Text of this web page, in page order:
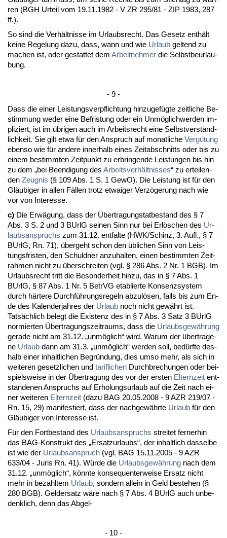
ren (BGH Ur­teil vom 19.11.1982 - V ZR 295/81 - ZIP 1983, 287
ff.).
So sind die Verhält­nis­se im Ur­laubs­recht. Das Ge­setz enthält
kei­ne Re­ge­lung da­zu, dass, wann und wie Ur­laub gel­tend zu
ma­chen ist, oder ge­stat­tet dem Ar­beit­neh­mer die Selbst­be­ur­lau­
bung.
- 9 -
Dass die ei­ner Leis­tungs­ver­pflich­tung hin­zu­gefügte zeit­li­che Be­
stim­mung we­der ei­ne Be­fris­tung oder ein Unmöglich­wer­den im­
pli­ziert, ist im übri­gen auch im Ar­beits­recht ei­ne Selbst­verständ­
lich­keit. Sie gilt et­wa für den An­spruch auf mo­nat­li­che Vergütung
eben­so wie für an­de­re in­ner­halb ei­nes Zeit­ab­schnitts oder bis zu
ei­nem be­stimm­ten Zeit­punkt zu er­brin­gen­de Leis­tun­gen bis hin
zu dem „bei Be­en­di­gung des Ar­beits­verhält­nis­ses“ zu er­tei­len­
den Zeug­nis (§ 109 Abs. 1 S. 1 Ge­wO). Die Leis­tung ist für den
Gläubi­ger in al­len Fällen trotz et­wai­ger Verzöge­rung nach wie
vor von In­ter­es­se.
c) Die Erwägung, dass der Über­tra­gungs­tat­be­stand des § 7
Abs. 3 S. 2 und 3 BUrlG sei­nen Sinn nur bei Erlöschen des Ur­
laubs­an­spruchs zum 31.12. ent­fal­te (HWK/Schinz, 3. Aufl., § 7
BUrlG, Rn. 71), über­geht schon den übli­chen Sinn von Leis­
tungs­fris­ten, den Schuld­ner an­zu­hal­ten, ei­nen be­stimm­ten Zeit­
rah­men nicht zu über­schrei­ten (vgl. § 286 Abs. 2 Nr. 1 BGB). Im
Ur­laubs­recht tritt die Be­son­der­heit hin­zu, das in § 7 Abs. 1
BUrlG, § 87 Abs. 1 Nr. 5 Be­trVG eta­blier­te Kon­senz­sys­tem
durch härte­re Durchführungs­re­geln ab­zulösen, falls bis zum En­
de des Ka­len­der­jah­res der Ur­laub noch nicht gewährt ist.
Tatsächlich be­legt die Exis­tenz des in § 7 Abs. 3 Satz 3 BUrlG
nor­mier­ten Über­tra­gungs­zeit­raums, dass die Ur­laubs­gewährung
ge­ra­de nicht am 31.12. „unmöglich“ wird. War­um der über­tra­ge­
ne Ur­laub dann am 31.3. „unmöglich“ wer­den soll, bedürf­te des­
halb ei­ner in­halt­li­chen Be­gründung, dies um­so mehr, als sich in
wei­te­ren ge­setz­li­chen und ta­rif­li­chen Durch­bre­chun­gen oder bei­
spiels­wei­se in der Über­tra­gung des vor der ers­ten El­tern­zeit ent­
stan­de­nen An­spruchs auf Er­ho­lungs­ur­laub auf die Zeit nach ei­
ner wei­te­ren El­tern­zeit (da­zu BAG 20.05.2008 - 9 AZR 219/07 -
Rn. 15, 29) ma­ni­fes­tiert, dass der nach­gewähr­te Ur­laub für den
Gläubi­ger von In­ter­es­se ist.
Für den Fort­be­stand des Ur­laubs­an­spruchs strei­tet fer­ner­hin
das BAG-Kon­strukt des „Er­satz­ur­laubs“, der in­halt­lich das­sel­be
ist wie der Ur­laubs­an­spruch (vgl. BAG 15.11.2005 - 9 AZR
633/04 - Ju­ris Rn. 41). Würde die Ur­laubs­gewährung nach dem
31.12. „unmöglich“, könn­te kon­se­quen­ter­wei­se Er­satz nicht
mehr in be­zahl­tem Ur­laub, son­dern al­lein in Geld be­ste­hen (§
280 BGB). Geld­er­satz wäre nach § 7 Abs. 4 BUrlG auch un­be­
denk­lich, denn das Ab­gel-
- 10 -